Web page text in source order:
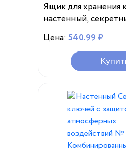
Ящик для хранения
настенный,
органайзер, 4-
комбинированный
безопасности и
ключа, домашний
Цена: 540.99 ₽